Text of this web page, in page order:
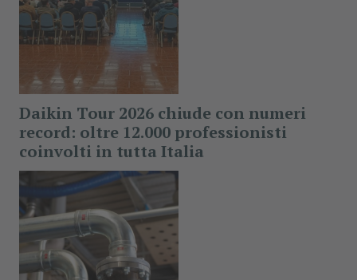
Daikin Tour 2026 chiude con numeri
record: oltre 12.000 professionisti
coinvolti in tutta Italia